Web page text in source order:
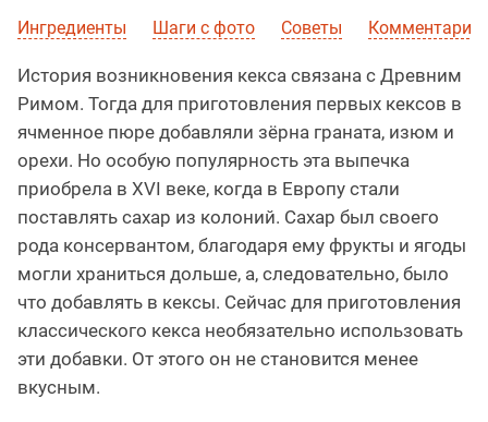
Ингредиенты Шаги с фото Советы Комментарии
История возникновения кекса связана с Древним
Римом. Тогда для приготовления первых кексов в
ячменное пюре добавляли зёрна граната, изюм и
орехи. Но особую популярность эта выпечка
приобрела в XVI веке, когда в Европу стали
поставлять сахар из колоний. Сахар был своего
рода консервантом, благодаря ему фрукты и ягоды
могли храниться дольше, а, следовательно, было
что добавлять в кексы. Сейчас для приготовления
классического кекса необязательно использовать
эти добавки. От этого он не становится менее
вкусным.